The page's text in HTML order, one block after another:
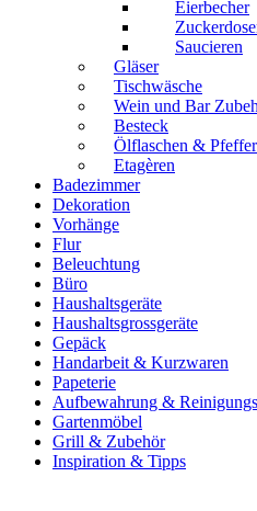
Eierbecher
Saucieren
Gläser
Tischwäsche
Wein und Bar
Besteck
Ölflaschen &
Etagèren
Badezimmer
Dekoration
Vorhänge
Flur
Beleuchtung
Büro
Haushaltsgeräte
Haushaltsgrossgeräte
Gepäck
Handarbeit & Kurzwaren
Papeterie
Aufbewahrung &
Gartenmöbel
Grill & Zubehör
Inspiration & Tipps